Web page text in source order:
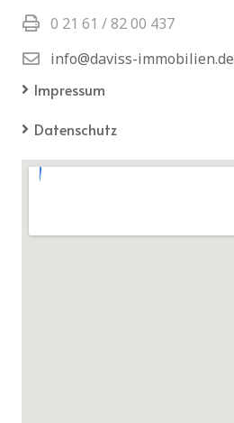
0 21 61 / 82 00 437
info@daviss-immobilien.de
Impressum
Datenschutz